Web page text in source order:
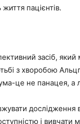
життя пацієнтів.
засіб, який
з хворобою
це не панацея,
дослідження
і вивчати